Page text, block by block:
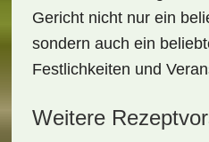
Gericht nicht nur ein
sondern auch ein
Festlichkeiten und
Weitere